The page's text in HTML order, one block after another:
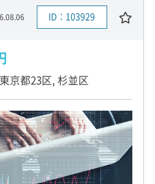
ID：103929
京都23区, 杉並区